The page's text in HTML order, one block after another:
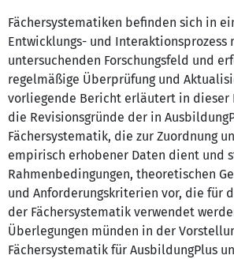
Fächersystematiken befinden sich in
Entwicklungs- und Interaktionsprozess
untersuchenden Forschungsfeld und
regelmäßige Überprüfung und
vorliegende Bericht erläutert in dieser
die Revisionsgründe der in
Fächersystematik, die zur Zuordnung
empirisch erhobener Daten dient und
Rahmenbedingungen, theoretischen
und Anforderungskriterien vor, die für
der Fächersystematik verwendet
Überlegungen münden in der
Fächersystematik für AusbildungPlus